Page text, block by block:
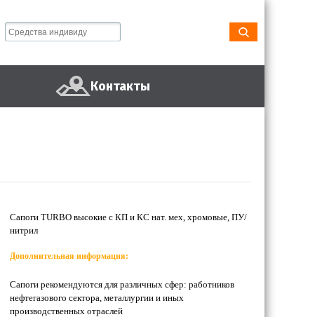
Контакты
Сапоги TURBO высокие с КП и КС нат. мех, хромовые, ПУ/
нитрил
Дополнительная информация:
Сапоги рекомендуются для различных сфер: работников
нефтегазового сектора, металлургии и иных
производственных отраслей